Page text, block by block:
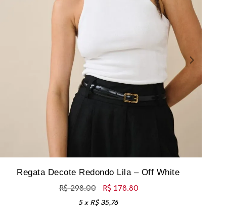
Regata Decote Redondo Lila – Off White
R$298,00 R$ 178,80
5 x R$35,76